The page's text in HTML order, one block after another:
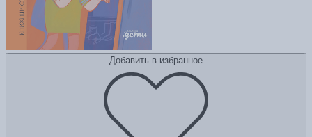
Добавить в избранное